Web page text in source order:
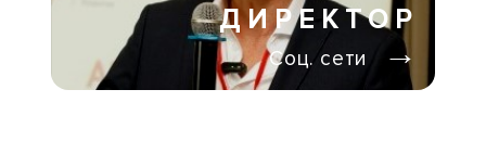
ДИРЕКТОР
Соц. сети →